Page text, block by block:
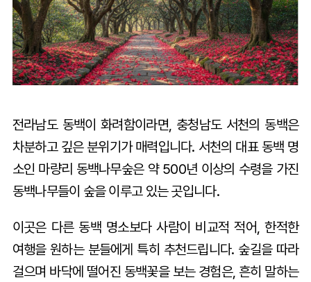
전라남도 동백이 화려함이라면, 충청남도 서천의 동백은
차분하고 깊은 분위기가 매력입니다. 서천의 대표 동백 명
소인 마량리 동백나무숲은 약 500년 이상의 수령을 가진
동백나무들이 숲을 이루고 있는 곳입니다.
이곳은 다른 동백 명소보다 사람이 비교적 적어, 한적한
여행을 원하는 분들에게 특히 추천드립니다. 숲길을 따라
걸으며 바닥에 떨어진 동백꽃을 보는 경험은, 흔히 말하는